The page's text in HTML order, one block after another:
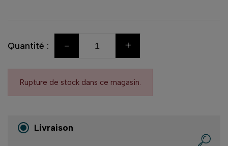
Quantité : - +
Rupture de stock dans ce magasin.
Livraison